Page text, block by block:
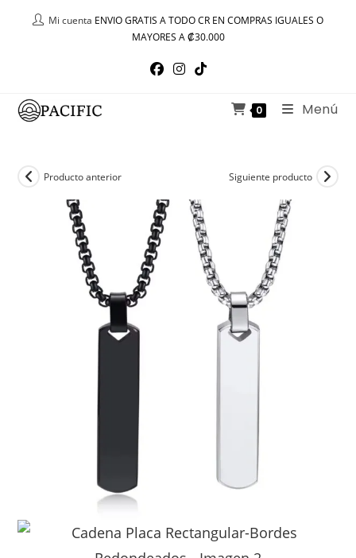
Mi cuenta ENVIO GRATIS A TODO CR EN COMPRAS IGUALES O
MAYORES A ₡30.000
0 Menú
Producto anterior Siguiente producto